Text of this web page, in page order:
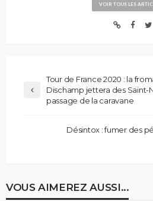
VOIR TOUS LES
Tour de France 2020 : la
Dischamp jettera des Saint-
passage de la caravane
Désintox : fumer des
VOUS AIMEREZ AUSSI...